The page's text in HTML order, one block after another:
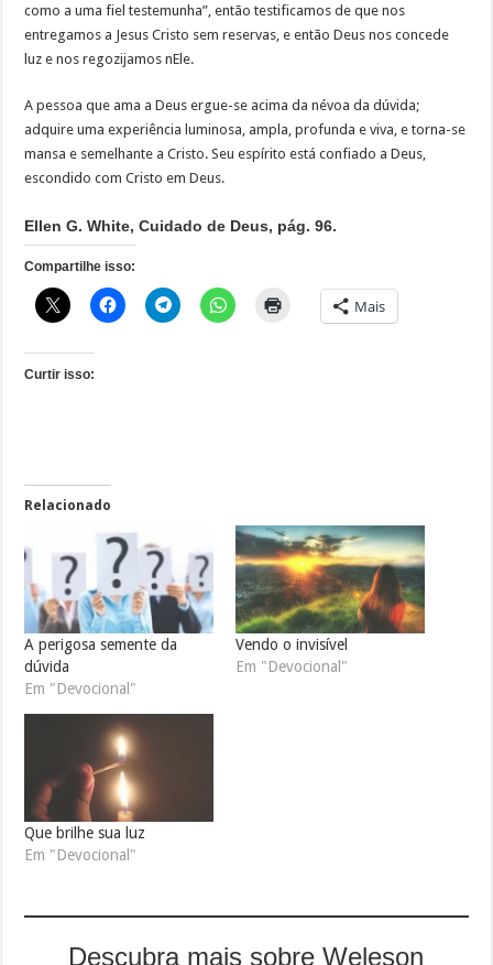
como a uma fiel testemunha”, então testificamos de que nos
entregamos a Jesus Cristo sem reservas, e então Deus nos concede
luz e nos regozijamos nEle.
A pessoa que ama a Deus ergue-se acima da névoa da dúvida;
adquire uma experiência luminosa, ampla, profunda e viva, e torna-se
mansa e semelhante a Cristo. Seu espírito está confiado a Deus,
escondido com Cristo em Deus.
Ellen G. White, Cuidado de Deus, pág. 96.
Compartilhe isso:
Mais
Curtir isso:
Relacionado
A perigosa semente da
dúvida
Em "Devocional"
Vendo o invisível
Em "Devocional"
Que brilhe sua luz
Em "Devocional"
Descubra mais sobre Weleson